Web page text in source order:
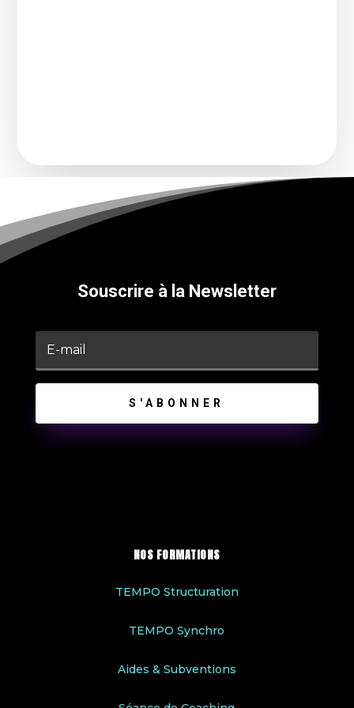
Souscrire à la Newsletter
S'ABONNER
NOS FORMATIONS
TEMPO Structuration
TEMPO Synchro
Aides & Subventions